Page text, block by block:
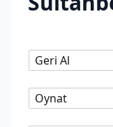
Geri Al
Oynat